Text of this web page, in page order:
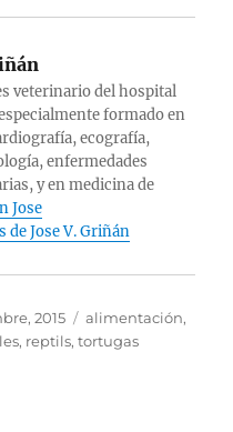
veterinario del hospital
formado en
ecografía,
enfermedades
y en medicina de
Jose
de Jose V. Griñán
2015 Categorías
alimentación,
, reptils,tortugas